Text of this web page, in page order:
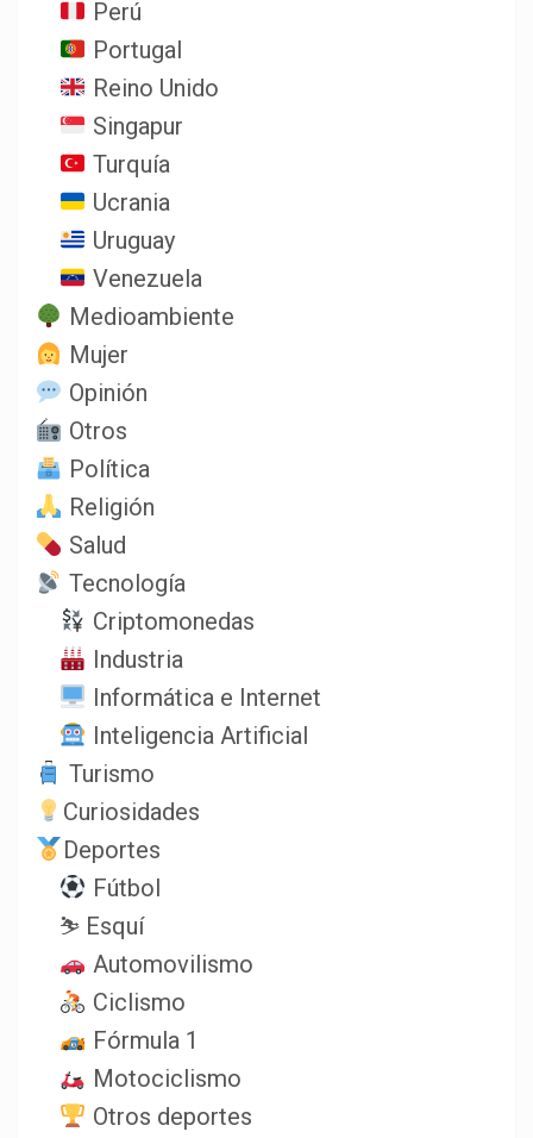
Perú
Portugal
Reino Unido
Singapur
Turquía
Ucrania
Uruguay
Venezuela
Medioambiente
Mujer
Opinión
Otros
Política
Religión
Salud
Tecnología
Criptomonedas
Industria
Informática e Internet
Inteligencia Artificial
Turismo
Curiosidades
Deportes
Fútbol
⛷️ Esquí
Automovilismo
Ciclismo
Fórmula 1
Motociclismo
Otros deportes